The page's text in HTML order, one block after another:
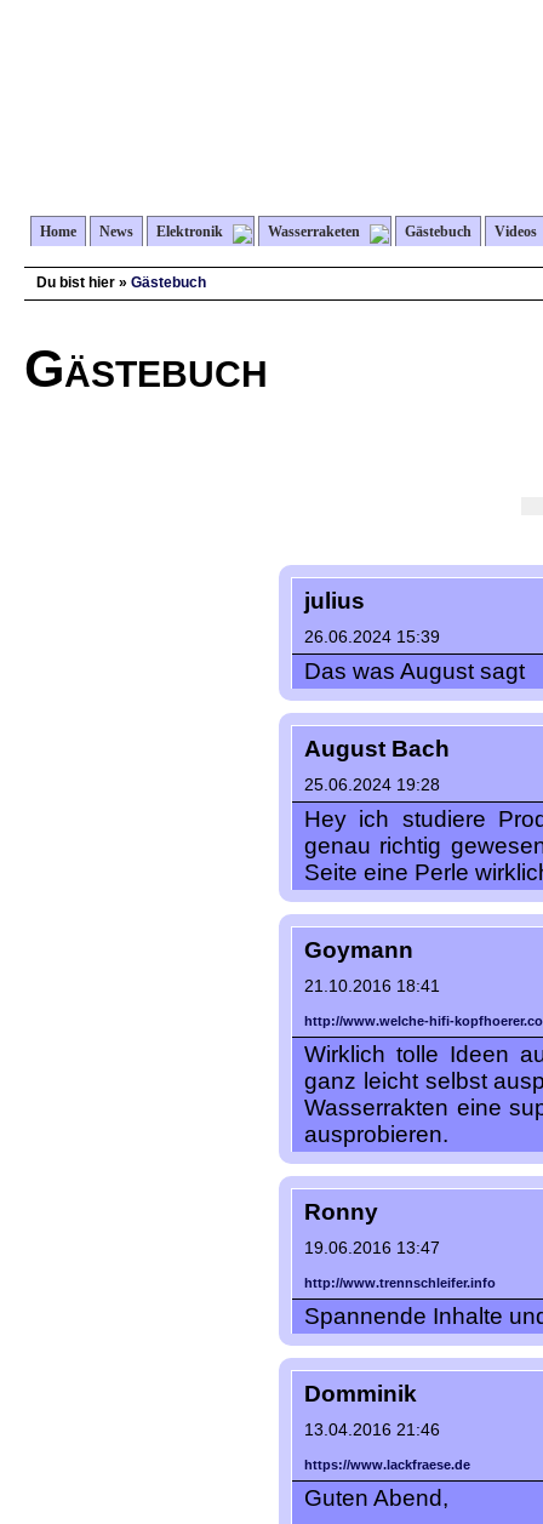
Home News Elektronik Wasserraketen Gästebuch Videos
Du bist hier » Gästebuch
Gästebuch
julius
26.06.2024 15:39
Das was August sagt
August Bach
25.06.2024 19:28
Hey ich studiere
genau richtig
Seite eine Perle
Goymann
21.10.2016 18:41
http://www.welche-hifi-
Wirklich tolle Ideen
ganz leicht selbst
Wasserrakten eine
ausprobieren.
Ronny
19.06.2016 13:47
http://www.trennschleifer.info
Spannende Inhalte
Domminik
13.04.2016 21:46
https://www.lackfraese.de
Guten Abend,